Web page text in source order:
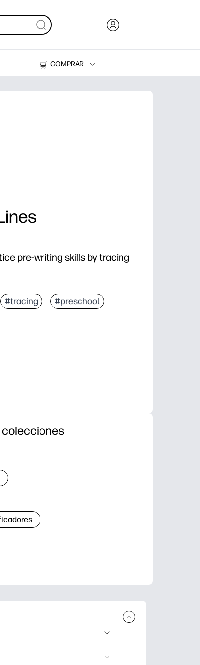
COMPRAR
Impresoras
pre-writing skills by tracing
#tracing #preschool